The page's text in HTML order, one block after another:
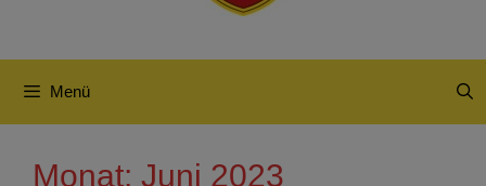
Menü
Monat: Juni 2023